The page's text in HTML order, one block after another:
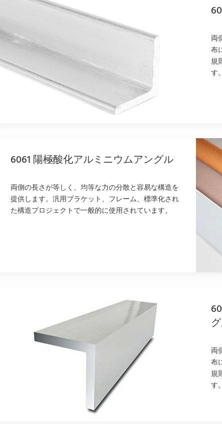
両
布
規
す。
6061 陽極酸化アルミニウムアングル
両側の長さが等しく、均等な力の分散と容易な構造を
提供します。汎用ブラケット、フレーム、標準化され
た構造プロジェクトで一般的に使用されています。
両
布
規
す。